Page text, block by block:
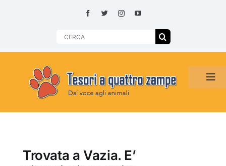
Search
HOME
Trovata a Vazia. E’